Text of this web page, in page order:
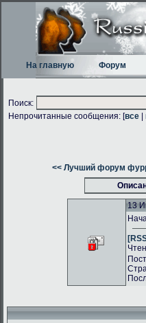
На главную Форум
Поиск:
Непрочитанные сообщения: [все
<< Лучший форум
13